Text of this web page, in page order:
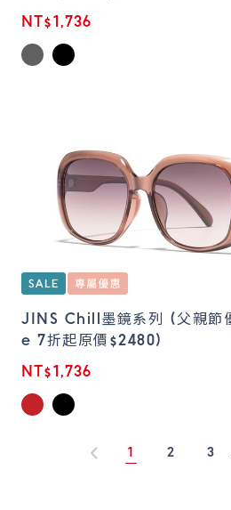
NT$1,736
JINS Chill墨鏡系列 (父親節
e 7折起原價$2480)
NT$1,736
1 2 3